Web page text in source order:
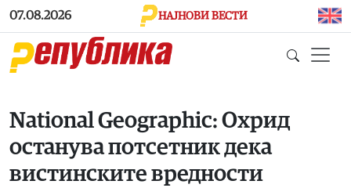
Skip to main content
07.08.2026 НАЈНОВИ ВЕСТИ
National Geographic: Охрид
останува потсетник дека
вистинските вредности